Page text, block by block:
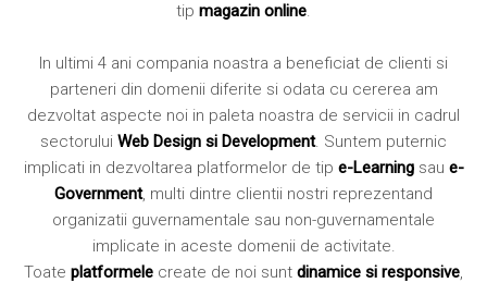
tip magazin online.
In ultimi 4 ani compania noastra a beneficiat de clienti si
parteneri din domenii diferite si odata cu cererea am
dezvoltat aspecte noi in paleta noastra de servicii in cadrul
sectorului Web Design si Development. Suntem puternic
implicati in dezvoltarea platformelor de tip e-Learningsau e-
Government, multi dintre clientii nostri reprezentand
organizatii guvernamentale sau non-guvernamentale
implicate in aceste domenii de activitate.
Toate platformele create de noi sunt dinamice si responsive,